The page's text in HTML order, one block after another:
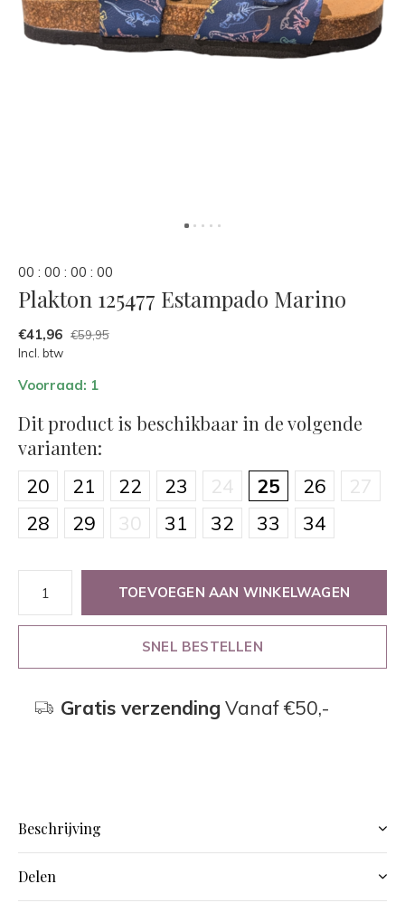
00 : 00 : 00 : 00
Plakton 125477 Estampado Marino
€41,96 €59,95
Incl. btw
Voorraad: 1
Dit product is beschikbaar in de volgende
varianten:
20 21 22 23 24 25 26
27
28
29 30 31 32 33 34
TOEVOEGEN AAN WINKELWAGEN
SNEL BESTELLEN
Gratis verzending Vanaf €50,-
Beschrijving
Delen